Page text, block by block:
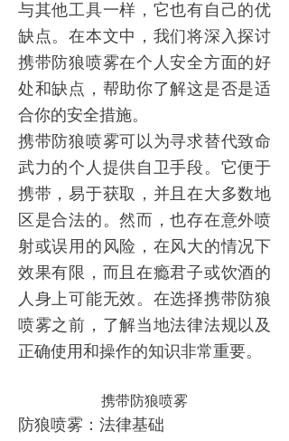
与其他工具一样，它也有自己的优
缺点。在本文中，我们将深入探讨
携带 防狼喷雾在个人安全方面的好
处和缺点，帮助你了解这是否是适
合你的安全措施。
携带 防狼喷雾可以为寻求替代致命
武力的个人提供自卫手段。它便于
携带，易于获取，并且在大多数地
区是合法的。然而，也存在意外喷
射或误用的风险，在风大的情况下
效果有限，而且在瘾君子或饮酒的
人身上可能无效。在选择携带 防狼
喷雾之前，了解当地法律法规以及
正确使用和操作的知识非常重要。
携带防狼喷雾
防狼喷雾 ：法律基础